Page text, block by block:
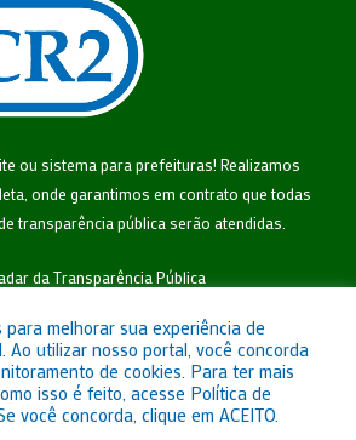
ou sistema para prefeituras! Realizamos
onde garantimos em contrato que todas
transparência pública serão atendidas.
da Transparência Pública
a Câmara Municipal de São João do
Triunfo.
para melhorar sua experiência de
Ao utilizar nosso portal, você concorda
de cookies. Para ter mais
isso é feito, acesse Política de
você concorda, clique em ACEITO.